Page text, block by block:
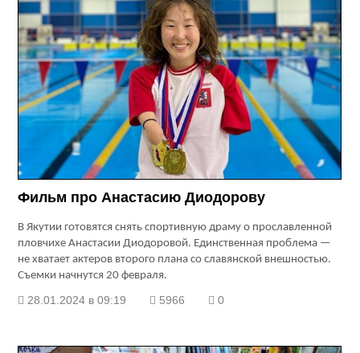
Фильм про Анастасию Диодорову
В Якутии готовятся снять спортивную драму о прославленной
пловчихе Анастасии Диодоровой. Единственная проблема —
не хватает актеров второго плана со славянской внешностью.
Съемки начнутся 20 февраля.
28.01.2024 в 09:19 5966 0